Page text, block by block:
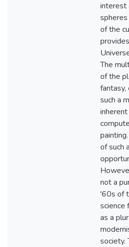
interest
of the
The
of the
fantasy,
such a
of such
not a
'60s of
science
as a
society.